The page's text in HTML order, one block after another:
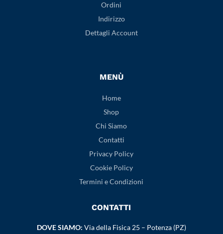
Ordini
Indirizzo
Dettagli Account
MENÙ
Home
Shop
Chi Siamo
Contatti
Privacy Policy
Cookie Policy
Termini e Condizioni
CONTATTI
DOVE SIAMO: Via della Fisica 25 – Potenza (PZ)